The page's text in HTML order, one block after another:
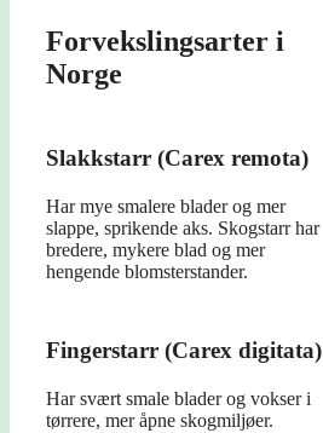
Forvekslingsarter i
Norge
Slakkstarr (Carex remota)
Har mye smalere blader og mer
slappe, sprikende aks. Skogstarr har
bredere, mykere blad og mer
hengende blomsterstander.
Fingerstarr (Carex digitata)
Har svært smale blader og vokser i
tørrere, mer åpne skogmiljøer.